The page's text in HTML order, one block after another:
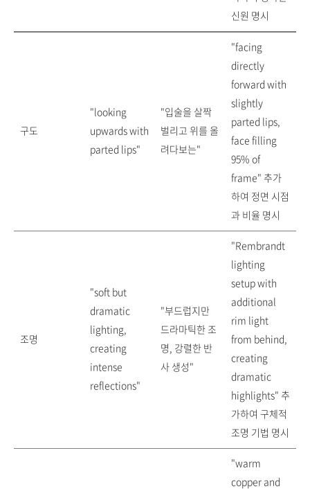
신원 명시
구도
"looking
upwards with
parted lips"
"입술을 살짝
벌리고 위를 올
려다보는"
"facing
directly
forward with
slightly
parted lips,
face filling
95% of
frame" 추가
하여 정면 시점
과 비율 명시
조명
"soft but
dramatic
lighting,
creating
intense
reflections"
"부드럽지만
드라마틱한 조
명, 강렬한 반
사 생성"
"Rembrandt
lighting
setup with
additional
rim light
from behind,
creating
dramatic
highlights" 추
가하여 구체적
조명 기법 명시
"warm
copper and